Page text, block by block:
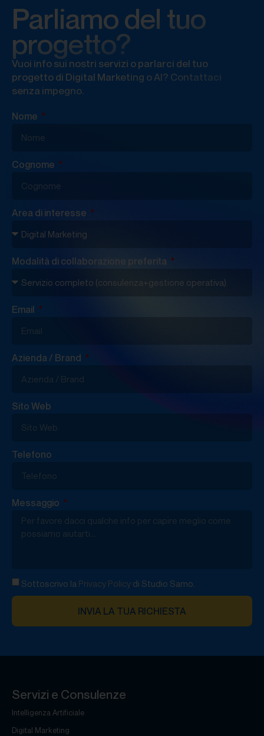
Parliamo del tuo
progetto?
Vuoi info sui nostri servizi o parlarci del tuo
progetto di Digital Marketing o AI? Contattaci
senza impegno.
Nome
Cognome
Area di interesse
Modalità di collaborazione preferita
Email
Azienda / Brand
Sito Web
Telefono
Messaggio
Sottoscrivo la Privacy Policy di Studio Samo.
INVIA LA TUA RICHIESTA
Servizi e Consulenze
Intelligenza Artificiale
Digital Marketing